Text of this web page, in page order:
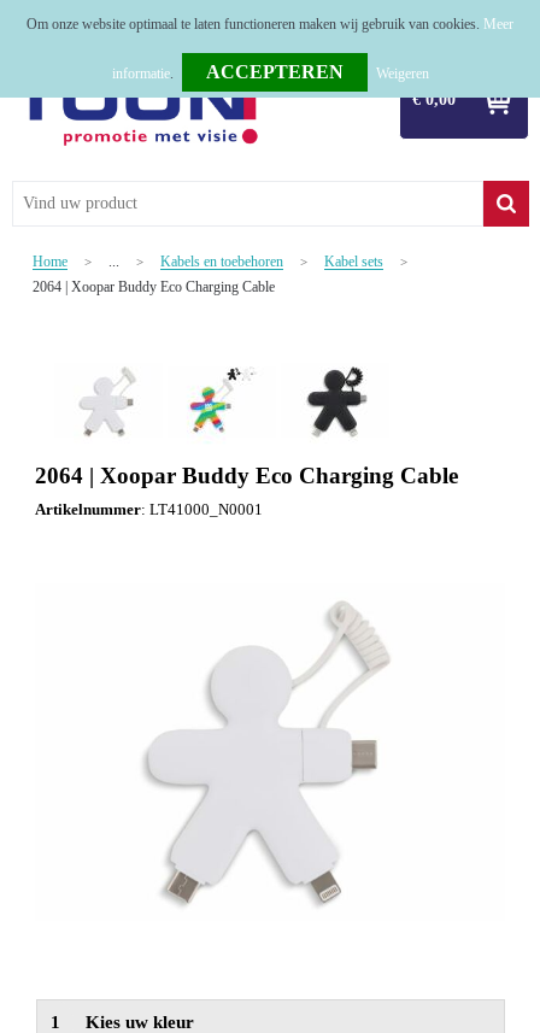
€ 0,00
Relatiegeschenken
Werkkleding
Kerstpakketten
TOP 50
Home > ... > Kabels en toebehoren > Kabel sets >
2064 | Xoopar Buddy Eco Charging Cable
2064 | Xoopar Buddy Eco Charging Cable
Artikelnummer: LT41000_N0001
1 Kies uw kleur
Om onze website optimaal te laten functioneren maken wij gebruik van cookies. Meer
informatie. Weigeren